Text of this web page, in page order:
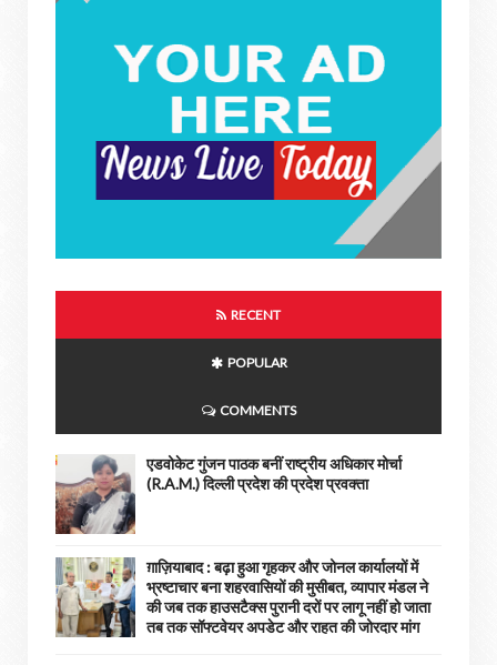
RECENT
POPULAR
COMMENTS
एडवोकेट गुंजन पाठक बनीं राष्ट्रीय अधिकार मोर्चा
(R.A.M.) दिल्ली प्रदेश की प्रदेश प्रवक्ता
ग़ाज़ियाबाद : बढ़ा हुआ गृहकर और जोनल कार्यालयों में
भ्रष्टाचार बना शहरवासियों की मुसीबत, व्यापार मंडल ने
की जब तक हाउसटैक्स पुरानी दरों पर लागू नहीं हो जाता
तब तक सॉफ्टवेयर अपडेट और राहत की जोरदार मांग